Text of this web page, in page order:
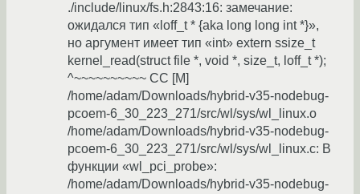
./include/linux/fs.h:2843:16: замечание:
ожидался тип «loff_t * {aka long long int *}»,
но аргумент имеет тип «int» extern ssize_t
kernel_read(struct file *, void *, size_t, loff_t *);
^~~~~~~~~~~ CC [M]
/home/adam/Downloads/hybrid-v35-nodebug-
pcoem-6_30_223_271/src/wl/sys/wl_linux.o
/home/adam/Downloads/hybrid-v35-nodebug-
pcoem-6_30_223_271/src/wl/sys/wl_linux.c: В
функции «wl_pci_probe»:
/home/adam/Downloads/hybrid-v35-nodebug-